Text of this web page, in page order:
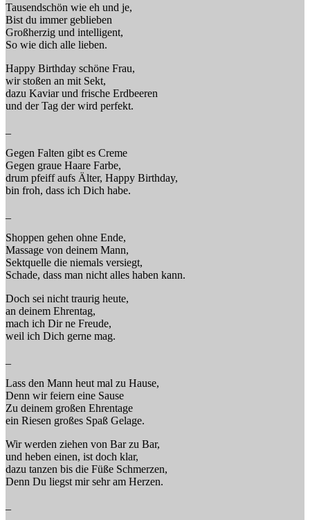
Tausendschön wie eh und je,
Bist du immer geblieben
Großherzig und intelligent,
So wie dich alle lieben.
Happy Birthday schöne Frau,
wir stoßen an mit Sekt,
dazu Kaviar und frische Erdbeeren
und der Tag der wird perfekt.
Gegen Falten gibt es Creme
Gegen graue Haare Farbe,
drum pfeiff aufs Älter, Happy Birthday,
bin froh, dass ich Dich habe.
Shoppen gehen ohne Ende,
Massage von deinem Mann,
Sektquelle die niemals versiegt,
Schade, dass man nicht alles haben kann.
Doch sei nicht traurig heute,
an deinem Ehrentag,
mach ich Dir ne Freude,
weil ich Dich gerne mag.
Lass den Mann heut mal zu Hause,
Denn wir feiern eine Sause
Zu deinem großen Ehrentage
ein Riesen großes Spaß Gelage.
Wir werden ziehen von Bar zu Bar,
und heben einen, ist doch klar,
dazu tanzen bis die Füße Schmerzen,
Denn Du liegst mir sehr am Herzen.